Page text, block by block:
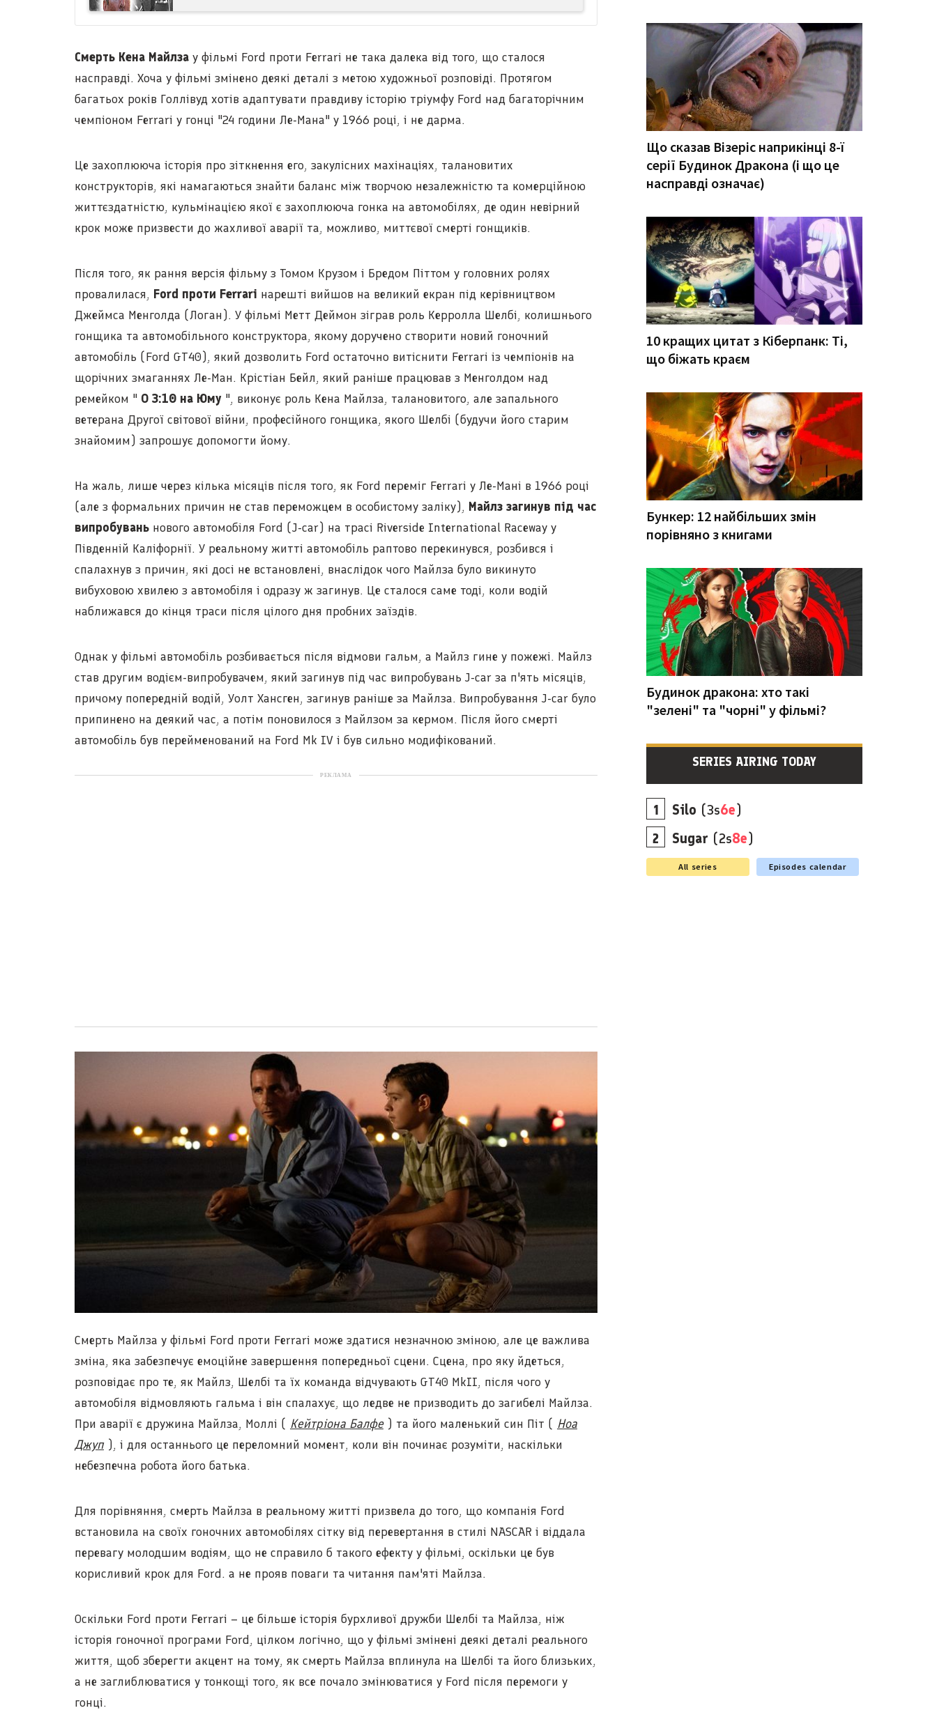
Смерть Кена Майлза у фільмі Ford проти Ferrari не така далека від того, що сталося
насправді. Хоча у фільмі змінено деякі деталі з метою художньої розповіді. Протягом
багатьох років Голлівуд хотів адаптувати правдиву історію тріумфу Ford над багаторічним
чемпіоном Ferrari у гонці "24 години Ле-Мана" у 1966 році, і не дарма.
Це захоплююча історія про зіткнення его, закулісних махінаціях, талановитих
конструкторів, які намагаються знайти баланс між творчою незалежністю та комерційною
життєздатністю, кульмінацією якої є захоплююча гонка на автомобілях, де один невірний
крок може призвести до жахливої аварії та, можливо, миттєвої смерті гонщиків.
Після того, як рання версія фільму з Томом Крузом і Бредом Піттом у головних ролях
провалилася, Ford проти Ferrari нарешті вийшов на великий екран під керівництвом
Джеймса Менголда (Логан). У фільмі Метт Деймон зіграв роль Керролла Шелбі, колишнього
гонщика та автомобільного конструктора, якому доручено створити новий гоночний
автомобіль (Ford GT40), який дозволить Ford остаточно витіснити Ferrari із чемпіонів на
щорічних змаганнях Ле-Ман. Крістіан Бейл, який раніше працював з Менголдом над
ремейком " О 3:10 на Юму ", виконує роль Кена Майлза, талановитого, але запального
ветерана Другої світової війни, професійного гонщика, якого Шелбі (будучи його старим
знайомим) запрошує допомогти йому.
На жаль, лише через кілька місяців після того, як Ford переміг Ferrari у Ле-Мані в 1966 році
(але з формальних причин не став переможцем в особистому заліку), Майлз загинув під час
випробувань нового автомобіля Ford (J-car) на трасі Riverside International Raceway у
Південній Каліфорнії. У реальному житті автомобіль раптово перекинувся, розбився і
спалахнув з причин, які досі не встановлені, внаслідок чого Майлза було викинуто
вибуховою хвилею з автомобіля і одразу ж загинув. Це сталося саме тоді, коли водій
наближався до кінця траси після цілого дня пробних заїздів.
Однак у фільмі автомобіль розбивається після відмови гальм, а Майлз гине у пожежі. Майлз
став другим водієм-випробувачем, який загинув під час випробувань J-car за п'ять місяців,
причому попередній водій, Уолт Хансген, загинув раніше за Майлза. Випробування J-car було
припинено на деякий час, а потім поновилося з Майлзом за кермом. Після його смерті
автомобіль був перейменований на Ford Mk IV і був сильно модифікований.
РЕКЛАМА
Смерть Майлза у фільмі Ford проти Ferrari може здатися незначною зміною, але це важлива
зміна, яка забезпечує емоційне завершення попередньої сцени. Сцена, про яку йдеться,
розповідає про те, як Майлз, Шелбі та їх команда відчувають GT40 MkII, після чого у
автомобіля відмовляють гальма і він спалахує, що ледве не призводить до загибелі Майлза.
При аварії є дружина Майлза, Моллі ( Кейтріона Балфе) та його маленький син Піт ( Ноа
Джуп), і для останнього це переломний момент, коли він починає розуміти, наскільки
небезпечна робота його батька.
Для порівняння, смерть Майлза в реальному житті призвела до того, що компанія Ford
встановила на своїх гоночних автомобілях сітку від перевертання в стилі NASCAR і віддала
перевагу молодшим водіям, що не справило б такого ефекту у фільмі, оскільки це був
корисливий крок для Ford. а не прояв поваги та читання пам'яті Майлза.
Оскільки Ford проти Ferrari – це більше історія бурхливої дружби Шелбі та Майлза, ніж
історія гоночної програми Ford, цілком логічно, що у фільмі змінені деякі деталі реального
життя, щоб зберегти акцент на тому, як смерть Майлза вплинула на Шелбі та його близьких,
а не заглиблюватися у тонкощі того, як все почало змінюватися у Ford після перемоги у
гонці.
Що сказав Візеріс наприкінці 8-ї
серії Будинок Дракона (і що це
насправді означає)
10 кращих цитат з Кіберпанк: Ті,
що біжать краєм
Бункер: 12 найбільших змін
порівняно з книгами
Будинок дракона: хто такі
"зелені" та "чорні" у фільмі?
SERIES AIRING TODAY
Silo (3s6e)
Sugar (2s8e)
All series Episodes calendar